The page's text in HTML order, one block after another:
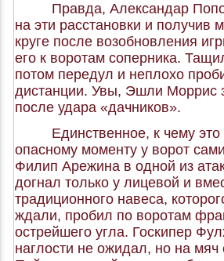
Правда, Александар
на эти расстановки и получив
круге после возобновления
его к воротам соперника.
потом передул и неплохо
дистанции. Увы, Эшли Моррис
после удара «дачников».
Единственное, к чему
опасному моменту у ворот
Филип Арежина в одной из
догнал только у лицевой и
традиционного навеса,
ждали, пробил по воротам
острейшего угла. Госкипер
наглости не ожидал, но на мяч